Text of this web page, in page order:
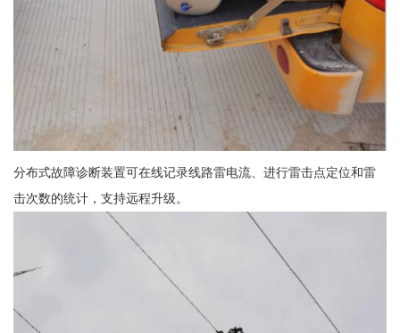
分布式故障诊断装置可在线记录线路雷电流、进行雷击点定位和雷
击次数的统计，支持远程升级。